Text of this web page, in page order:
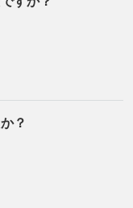
？